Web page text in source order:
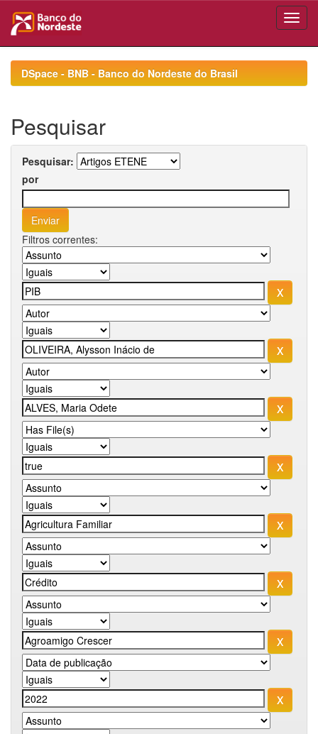
navigationDSpace - BNB - Banco do Nordeste do Brasil
Pesquisar
Pesquisar:
por
Filtros correntes: